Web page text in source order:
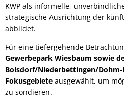
KWP als informelle,
strategische Ausrichtung der
abbildet.
Für eine tiefergehende
Gewerbepark Wiesbaum sowie
Bolsdorf/Niederbettingen/
Fokusgebiete ausgewählt, um
zu sondieren.